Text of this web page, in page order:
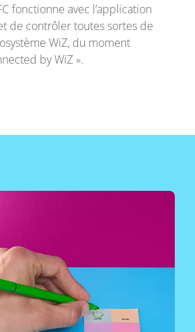
fonctionne avec l’application
de contrôler toutes sortes de
WiZ, du moment
by WiZ ».